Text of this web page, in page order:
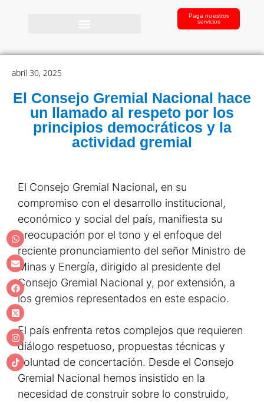
Paga nuestros
servicios
abril 30, 2025
El Consejo Gremial Nacional hace
un llamado al respeto por los
principios democráticos y la
actividad gremial
El Consejo Gremial Nacional, en su
compromiso con el desarrollo institucional,
económico y social del país, manifiesta su
preocupación por el tono y el enfoque del
reciente pronunciamiento del señor Ministro de
Minas y Energía, dirigido al presidente del
Consejo Gremial Nacional y, por extensión, a
los gremios representados en este espacio.
El país enfrenta retos complejos que requieren
diálogo respetuoso, propuestas técnicas y
voluntad de concertación. Desde el Consejo
Gremial Nacional hemos insistido en la
necesidad de construir sobre lo construido,